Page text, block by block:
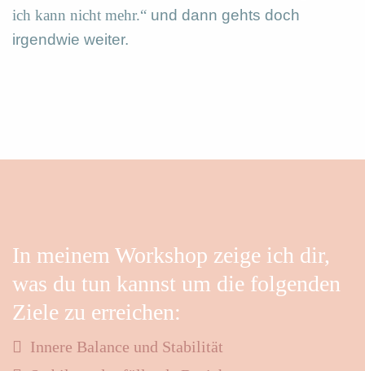
ich kann nicht mehr.“ und dann gehts doch
irgendwie weiter.
In meinem Workshop zeige ich dir,
was du tun kannst um die folgenden
Ziele zu erreichen:
Innere Balance und Stabilität